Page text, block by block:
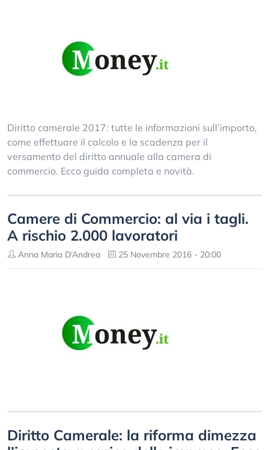
Diritto camerale 2017: tutte le informazioni sull’importo,
come effettuare il calcolo e la scadenza per il
versamento del diritto annuale alla camera di
commercio. Ecco guida completa e novità.
Camere di Commercio: al via i tagli.
A rischio 2.000 lavoratori
Anna Maria D’Andrea 25 Novembre 2016 - 20:00
Diritto Camerale: la riforma dimezza